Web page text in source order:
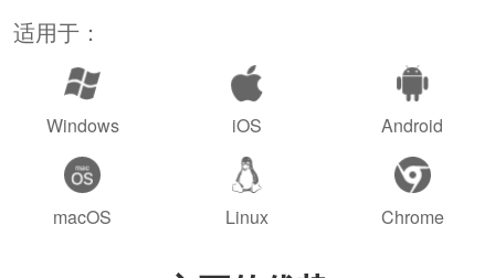
适用于：
Windows iOS Android
macOS Linux Chrome